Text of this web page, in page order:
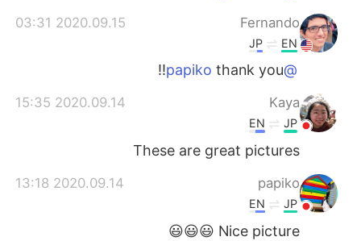
Fernando
2020.09.15 03:31
EN
JP
@papiko
thank you!!
Kaya
2020.09.14 15:35
JP
EN
These are great pictures
papiko
2020.09.14 13:18
JP
EN
Nice picture 😃😃😃